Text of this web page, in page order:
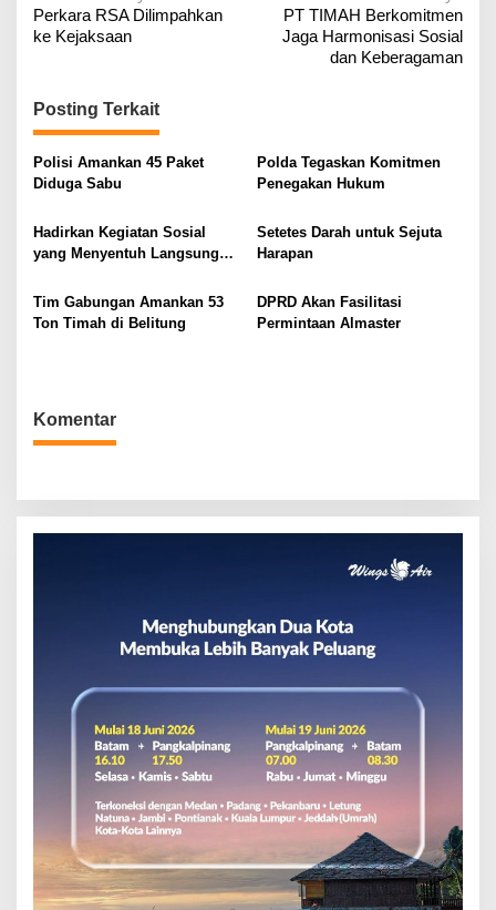
a
g
a
s
p
o
Perkara RSA Dilimpahkan
ke Kejaksaan
PT TIMAH Berkomitmen
Jaga Harmonisasi Sosial
dan Keberagaman
Posting Terkait
Polisi Amankan 45 Paket
Diduga Sabu
Polda Tegaskan Komitmen
Penegakan Hukum
Hadirkan Kegiatan Sosial
yang Menyentuh Langsung
Setetes Darah untuk Sejuta
Harapan
Tim Gabungan Amankan 53
Ton Timah di Belitung
DPRD Akan Fasilitasi
Permintaan Almaster
Komentar